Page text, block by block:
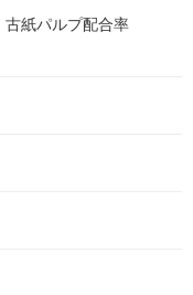
紙パルプ配合率